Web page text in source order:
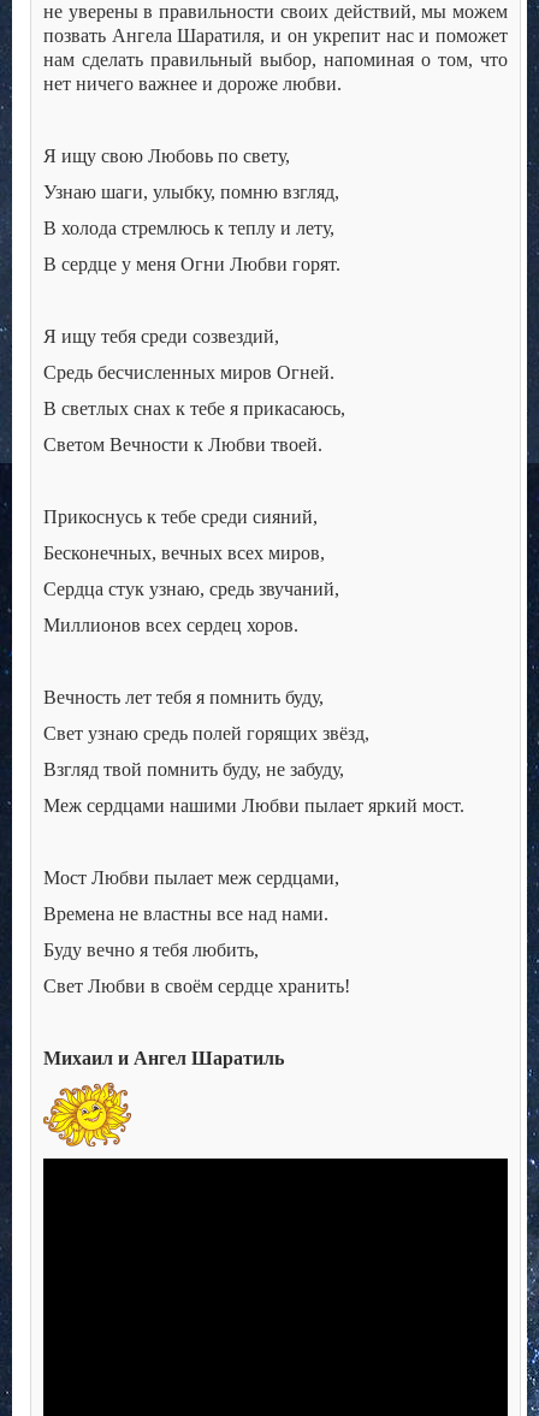
не уверены в правильности своих действий, мы можем
позвать Ангела Шаратиля, и он укрепит нас и поможет
нам сделать правильный выбор, напоминая о том, что
нет ничего важнее и дороже любви.
Я ищу свою Любовь по свету,
Узнаю шаги, улыбку, помню взгляд,
В холода стремлюсь к теплу и лету,
В сердце у меня Огни Любви горят.
Я ищу тебя среди созвездий,
Средь бесчисленных миров Огней.
В светлых снах к тебе я прикасаюсь,
Светом Вечности к Любви твоей.
Прикоснусь к тебе среди сияний,
Бесконечных, вечных всех миров,
Сердца стук узнаю, средь звучаний,
Миллионов всех сердец хоров.
Вечность лет тебя я помнить буду,
Свет узнаю средь полей горящих звёзд,
Взгляд твой помнить буду, не забуду,
Меж сердцами нашими Любви пылает яркий мост.
Мост Любви пылает меж сердцами,
Времена не властны все над нами.
Буду вечно я тебя любить,
Свет Любви в своём сердце хранить!
Михаил и Ангел Шаратиль